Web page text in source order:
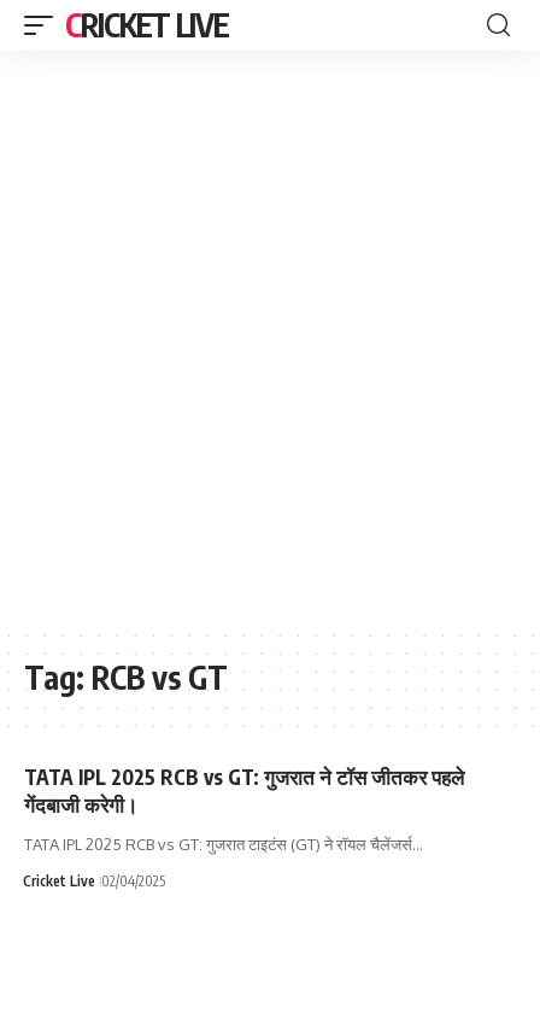
CRICKET LIVE
Tag: RCB vs GT
TATA IPL 2025 RCB vs GT: गुजरात ने टॉस जीतकर पहले
गेंदबाजी करेगी।
TATA IPL 2025 RCB vs GT: गुजरात टाइटंस (GT) ने रॉयल चैलेंजर्स…
Cricket Live 02/04/2025